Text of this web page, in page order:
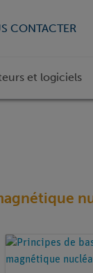
CONTACTER
et logiciels